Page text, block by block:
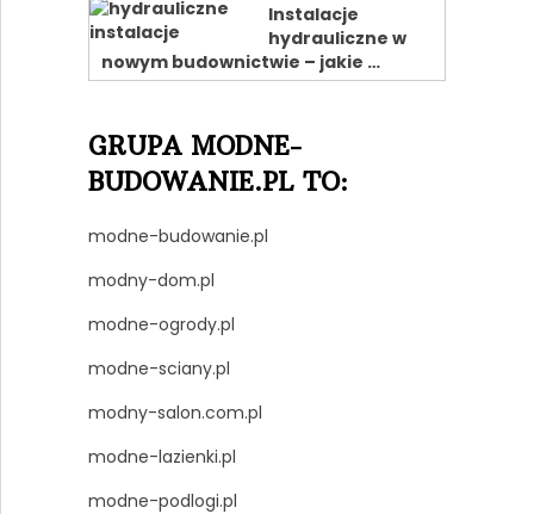
Instalacje
hydrauliczne w
nowym budownictwie – jakie …
GRUPA MODNE-
BUDOWANIE.PL TO:
modne-budowanie.pl
modny-dom.pl
modne-ogrody.pl
modne-sciany.pl
modny-salon.com.pl
modne-lazienki.pl
modne-podlogi.pl